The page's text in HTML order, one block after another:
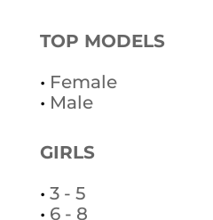
TOP MODELS
• Female
• Male
GIRLS
• 3 - 5
• 6 - 8